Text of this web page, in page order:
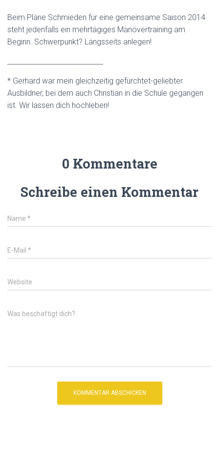
Beim Pläne Schmieden für eine gemeinsame Saison 2014
steht jedenfalls ein mehrtägiges Manövertraining am
Beginn. Schwerpunkt? Längsseits anlegen!
* Gerhard war mein gleichzeitig gefürchtet-geliebter
Ausbildner, bei dem auch Christian in die Schule gegangen
ist. Wir lassen dich hochleben!
0 Kommentare
Schreibe einen Kommentar
Name *
E-Mail *
Website
Was beschäftigt dich?